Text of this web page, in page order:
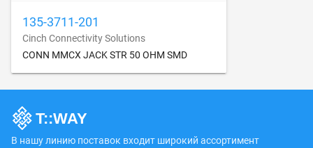
135-3711-201
Cinch Connectivity Solutions
CONN MMCX JACK STR 50 OHM SMD
В нашу линию поставок входит широкий ассортимент